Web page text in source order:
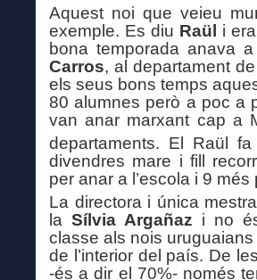
Aquest noi que veieu
exemple. Es diu Raül
i
bona temporada anava a
Carros, al departament
els seus bons temps
80 alumnes però a poc a
van anar marxant cap a
departaments. El Raül
divendres mare i fill
per anar a l’escola i 9 més
La directora i única
la Sílvia Argañaz i no
classe als nois
de l’interior del país. De
-és a dir el 70%- només